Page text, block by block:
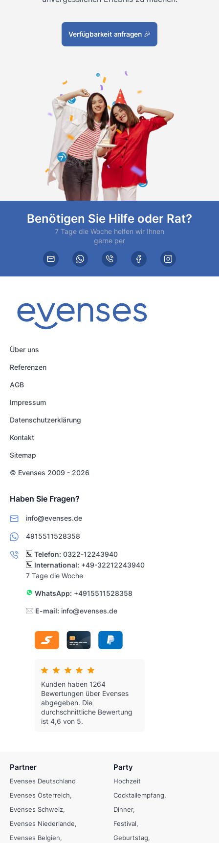
Verfügbarkeit anfragen 🎉
Benötigen Sie Hilfe oder Rat?
7 Tage die Woche helfen wir Ihnen
gerne per
Über uns
Referenzen
AGB
Impressum
Datenschutzerklärung
Kontakt
Sitemap
© Evenses 2009 - 2026
Haben Sie Fragen?
info@evenses.de
4915511528358
Telefon: 0322-12243940
International: +49-32212243940
7 Tage die Woche
WhatsApp: +4915511528358
E-mail: info@evenses.de
Kunden haben 1264
Bewertungen über Evenses
abgegeben. Die
durchschnittliche Bewertung
ist 4,6 von 5.
Partner
Evenses Deutschland
Evenses Österreich
Evenses Schweiz
Evenses Niederlande
Evenses Belgien
Party
Hochzeit
Cocktailempfang
Dinner
Festival
Geburtstag